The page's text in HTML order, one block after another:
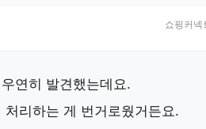
쇼핑커넥
연히 발견했는데요.
처리하는 게 번거로웠거든요.